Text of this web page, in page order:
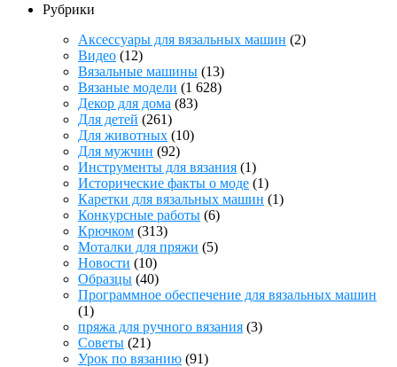
Рубрики
Аксессуары для вязальных машин (2)
Видео (12)
Вязальные машины (13)
Вязаные модели (1 628)
Декор для дома (83)
Для детей (261)
Для животных (10)
Для мужчин (92)
Инструменты для вязания (1)
Исторические факты о моде (1)
Каретки для вязальных машин (1)
Конкурсные работы (6)
Крючком (313)
Моталки для пряжи (5)
Новости (10)
Образцы (40)
Программное обеспечение для вязальных машин
(1)
пряжа для ручного вязания (3)
Советы (21)
Урок по вязанию (91)